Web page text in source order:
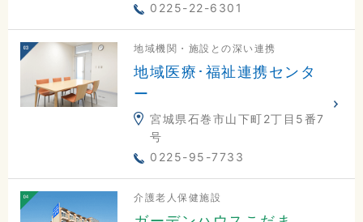
0225-22-6301
地域機関・施設との深い連携
地域医療･福祉連携センタ
ー
宮城県石巻市山下町2丁目5番7
号
0225-95-7733
介護老人保健施設